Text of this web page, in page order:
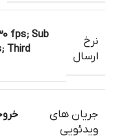
نرخ
ارسال
fps; Sub
Third
جریان های
ویدئویی